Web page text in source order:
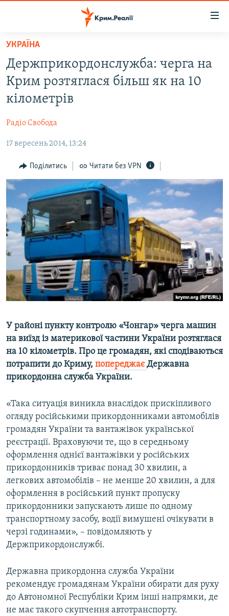
Перейти
основного
матеріалу
Перейти
до
основної
Перейти
пошуку
ВОДА.КРИМ
ВІДЕО ТА ФОТО
БЛОГИ
ПОГЛЯД
ІНТЕРВ'Ю
ВСЕ ЗА ДЕНЬ
СПЕЦПРОЕКТИ
ДЕПОРТАЦІЯ
ВІДЕОУРОКИ «ELIFBE»
СВІДЧЕННЯ ОКУПАЦІЇ
УКРАЇНСЬКА ПРОБЛЕМА КРИМУ
ІНФОГРАФІКА
ЯК ОБІЙТИ БЛОКУВАННЯ
Русский
Qırımtatar
ДОЛУЧАЙСЯ!
Усі сайти RFE/RL
УКРАЇНА
Держприкордонслужба: черга на
Крим розтяглася більш як на 10
кілометрів
Радіо Свобода
17 вересень 2014, 13:24
Поділитись Читати без VPN
У районі пункту контролю «Чонгар» черга машин
на виїзд із материкової частини України розтяглася
на 10 кілометрів. Про це громадян, які сподіваються
потрапити до Криму, попереджаєДержавна
прикордонна служба України.
«Така ситуація виникла внаслідок прискіпливого
огляду російськими прикордонниками автомобілів
громадян України та вантажівок української
реєстрації. Враховуючи те, що в середньому
оформлення однієї вантажівки у російських
прикордонників триває понад 30 хвилин, а
легкових автомобілів – не менше 20 хвилин, а для
оформлення в російський пункт пропуску
прикордонники запускають лише по одному
транспортному засобу, водії вимушені очікувати в
черзі годинами», – повідомляють у
Держприкордонслужбі.
Державна прикордонна служба України
рекомендує громадянам України обирати для руху
до Автономної Республіки Крим інші напрямки, де
не має такого скупчення автотранспорту.